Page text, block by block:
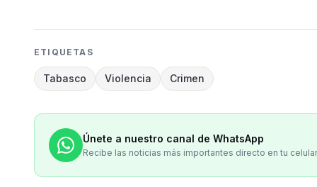
ETIQUETAS
Tabasco Violencia Crimen
Únete a nuestro canal de WhatsApp
Recibe las noticias más importantes directo en tu celular